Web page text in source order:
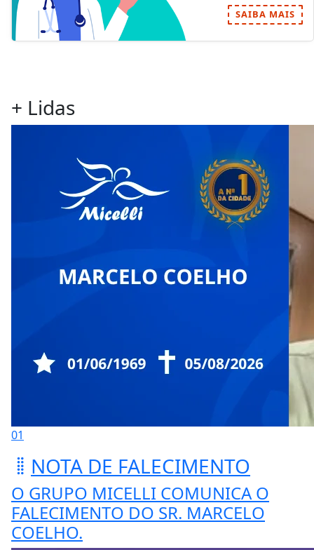
SAIBA MAIS
+ Lidas
01
NOTA DE FALECIMENTO
O GRUPO MICELLI COMUNICA O
FALECIMENTO DO SR. MARCELO
COELHO.